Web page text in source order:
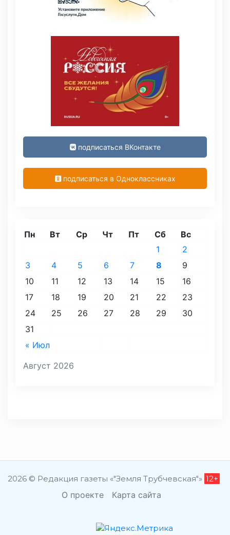
подписаться ВКонтакте
подписаться в Одноклассниках
Август 2026
Пн Вт Ср Чт Пт Сб Вс
« Июл
1
2
3
4 5 6 7 8
9
10
11 12 13 14 15
16
17
18 19 20 21 22
23
24
25 26 27 28 29
30
31
2026 © Редакция газеты «"Земля Трубчевская"» 12+
О проекте Карта сайта